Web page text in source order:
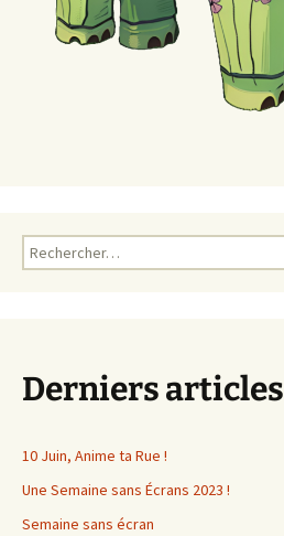
Rechercher :
Derniers articles
10 Juin, Anime ta Rue !
Une Semaine sans Écrans 2023 !
Semaine sans écran